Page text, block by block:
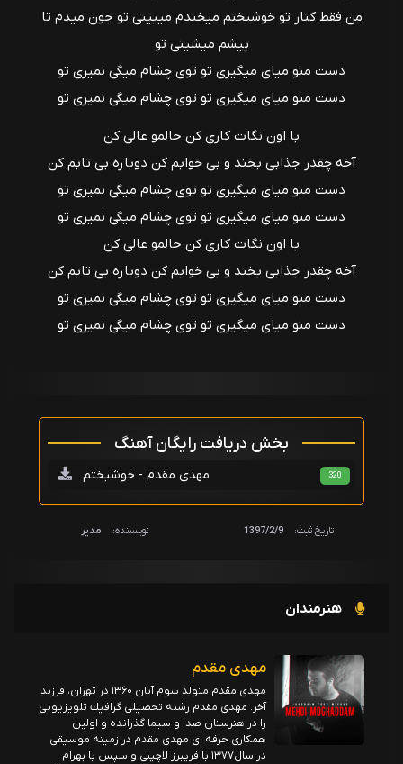
من فقط کنار تو خوشبختم میخندم میبینی تو جون میدم تا
پیشم میشینی تو
دست منو میای میگیری تو توی چشام میگی نمیری تو
دست منو میای میگیری تو توی چشام میگی نمیری تو
با اون نگات کاری کن حالمو عالی کن
آخه چقدر جذابی بخند و بی خوابم کن دوباره بی تابم کن
دست منو میای میگیری تو توی چشام میگی نمیری تو
دست منو میای میگیری تو توی چشام میگی نمیری تو
با اون نگات کاری کن حالمو عالی کن
آخه چقدر جذابی بخند و بی خوابم کن دوباره بی تابم کن
دست منو میای میگیری تو توی چشام میگی نمیری تو
دست منو میای میگیری تو توی چشام میگی نمیری تو
بخش دریافت رایگان آهنگ
مهدی مقدم - خوشبختم 320
تاریخ ثبت: 1397/2/9 نویسنده: مدیر
هنرمندان
مهدی مقدم
مهدى مقدم متولد سوم آبان ۱۳۶۰ در تهران، فرزند
آخر. مهدى مقدم رشته تحصيلى گرافيك تلویزيونى
را در هنرستان صدا و سيما گذرانده و اولين
همكارى حرفه اى مهدی مقدم در زمينه موسيقى
در سال١٣٧٧ با فریبرز لاچینی و سپس با بهرام